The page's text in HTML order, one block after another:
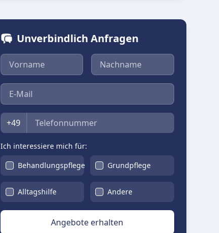
Unverbindlich Anfragen
Vorname Nachname
E-Mail
Telefon
+49
Ich interessiere mich für:
Behandlungspflege
Grundpflege
Alltagshilfe Andere
Angebote erhalten